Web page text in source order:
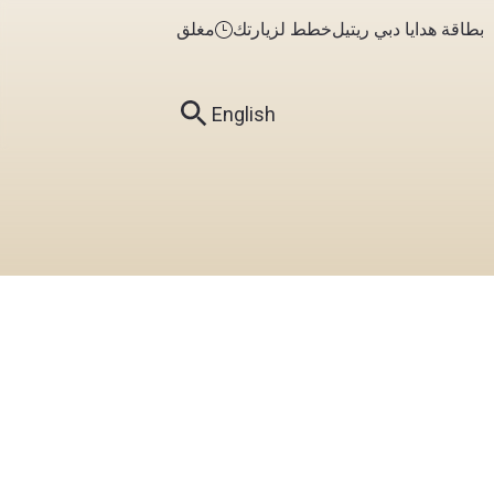
بطاقة هدايا دبي ريتيلخطط لزيارتك مغلق
English